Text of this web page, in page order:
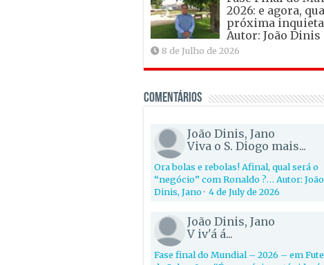
2026: e agora,
próxima
Autor: João Dinis
8 de Julho de 2026
Comentários
João Dinis, Jano
Viva o S. Diogo mais...
Ora bolas e rebolas! Afinal, qual será o
“negócio” com Ronaldo ?… Autor: João
Dinis, Jano· 4 de July de 2026
João Dinis, Jano
V iv'á á...
Fase final do Mundial – 2026 – em